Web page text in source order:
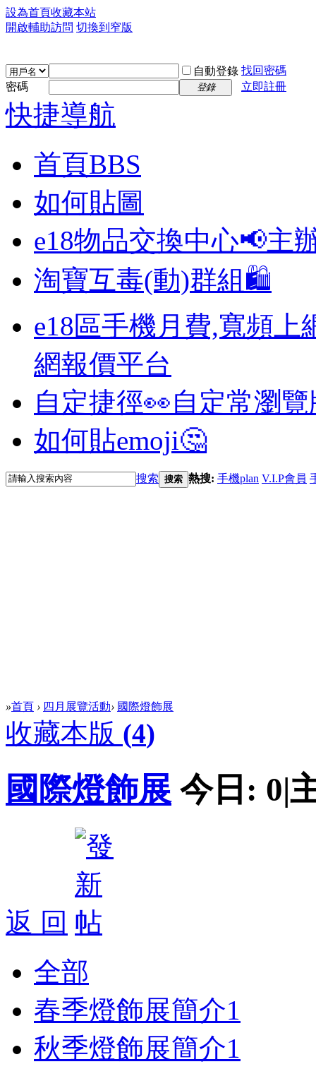
設為首頁收藏本站
開啟輔助訪問 切換到窄版
自動登錄 找回密碼
密碼
登錄 立即註冊
快捷導航
首頁BBS
如何貼圖
e18物品交換中心📢主
淘寶互毒(動)群組🛍️
e18區手機月費,寬頻上
網報價平台
自定捷徑👀自定常瀏
如何貼emoji🤔
搜索 搜索 熱搜: 手機plan V.I.P會員
»首頁 › 四月展覽活動› 國際燈飾展
收藏本版 (4)
國際燈飾展 今日: 0|
返 回
全部
春季燈飾展簡介1
秋季燈飾展簡介1